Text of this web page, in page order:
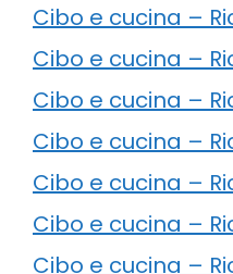
Cibo e cucina –
Cibo e cucina –
Cibo e cucina –
Cibo e cucina –
Cibo e cucina –
Cibo e cucina –
Cibo e cucina –